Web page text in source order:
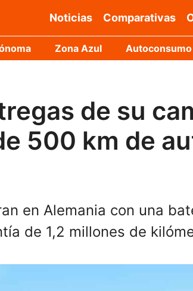
Noticias Comparativas
Zona Azul Autoconsumo
de su
500 km de
en Alemania con una
de 1,2 millones de